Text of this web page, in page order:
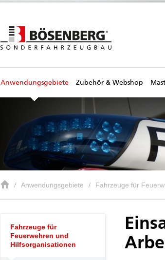
Anwendungsgebiete Zubehör & Webshop
Anwendungsgebiete Fahrzeuge für
Fahrzeuge für
Feuerwehren und
Hilfsorganisationen